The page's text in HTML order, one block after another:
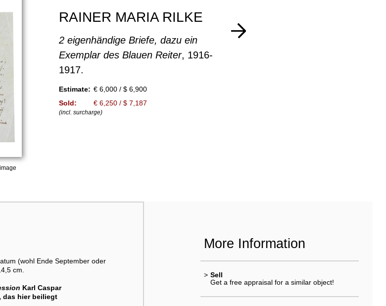
RAINER MARIA RILKE
2 eigenhändige Briefe, dazu ein
Exemplar des Blauen Reiter, 1916-
1917.
Estimate: € 6,000 / $ 6,900
Sold:
€ 6,250 / $ 7,187
(incl. surcharge)
(wohl Ende September oder
cm.
Karl Caspar
das hier beiliegt
More Information
> Sell
Get a free appraisal for a similar object!